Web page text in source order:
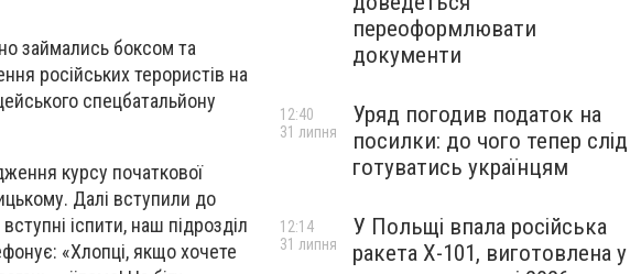
займались боксом та
російських терористів на
спецбатальйону
курсу початкової
Далі вступили до
іспити, наш підрозділ
«Хлопці, якщо хочете
переоформлювати
документи
Уряд погодив податок на
посилки: до чого тепер слід
готуватись українцям
12:40
31 липня
У Польщі впала російська
ракета X-101, виготовлена у
12:14
31 липня